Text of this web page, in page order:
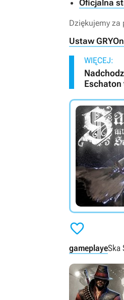
Oficjalna
Dziękujemy za
Ustaw
WIĘCEJ:
Eschaton

gameplayeSka